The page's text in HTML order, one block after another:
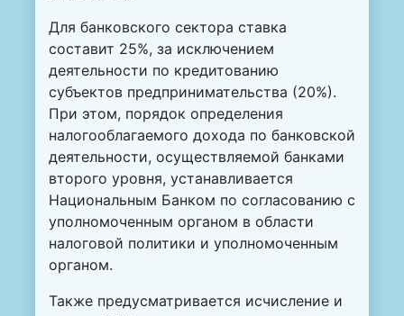
Для банковского сектора ставка
составит 25%, за исключением
деятельности по кредитованию
субъектов предпринимательства (20%).
При этом, порядок определения
налогооблагаемого дохода по банковской
деятельности, осуществляемой банками
второго уровня, устанавливается
Национальным Банком по согласованию с
уполномоченным органом в области
налоговой политики и уполномоченным
органом.
Также предусматривается исчисление и